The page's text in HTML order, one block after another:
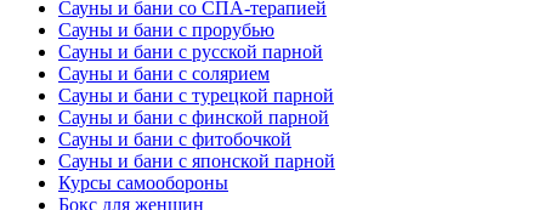
Сауны и бани со СПА-терапией
Сауны и бани с прорубью
Сауны и бани с русской парной
Сауны и бани с солярием
Сауны и бани с турецкой парной
Сауны и бани с финской парной
Сауны и бани с фитобочкой
Сауны и бани с японской парной
Курсы самообороны
Бокс для женщин